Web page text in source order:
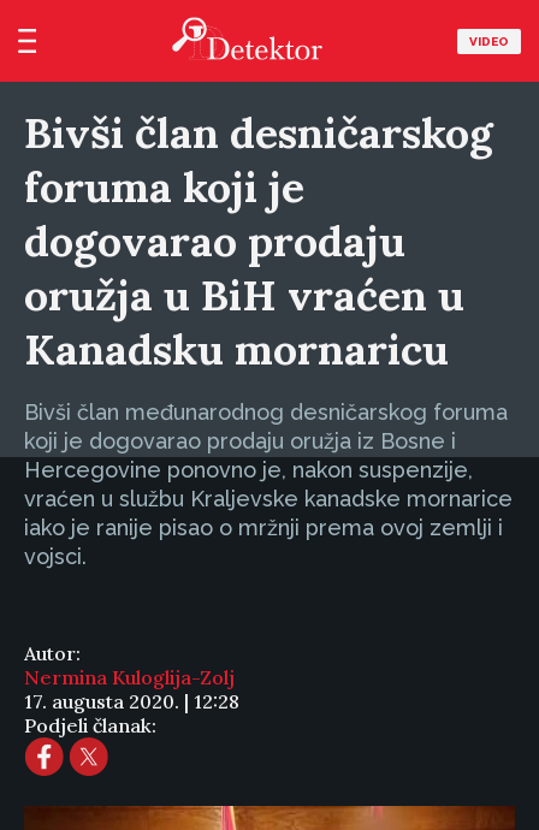
VIDEO
Bivši član desničarskog
foruma koji je
dogovarao prodaju
oružja u BiH vraćen u
Kanadsku mornaricu
Bivši član međunarodnog desničarskog foruma
koji je dogovarao prodaju oružja iz Bosne i
Hercegovine ponovno je, nakon suspenzije,
vraćen u službu Kraljevske kanadske mornarice
iako je ranije pisao o mržnji prema ovoj zemlji i
vojsci.
Autor:
Nermina Kuloglija-Zolj
17. augusta 2020. | 12:28
Podjeli članak: